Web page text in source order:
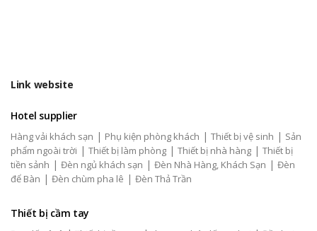
Link website
Hotel supplier
Hàng vải khách sạn | Phụ kiện phòng khách | Thiết bị vệ sinh | Sản
phẩm ngoài trời | Thiết bị làm phòng | Thiết bị nhà hàng | Thiết bị
tiền sảnh | Đèn ngủ khách sạn | Đèn Nhà Hàng, Khách Sạn | Đèn
để Bàn | Đèn chùm pha lê | Đèn Thả Trần
Thiết bị cầm tay